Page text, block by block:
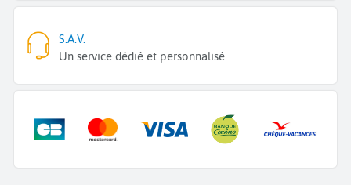
S.A.V.
Un service dédié et personnalisé